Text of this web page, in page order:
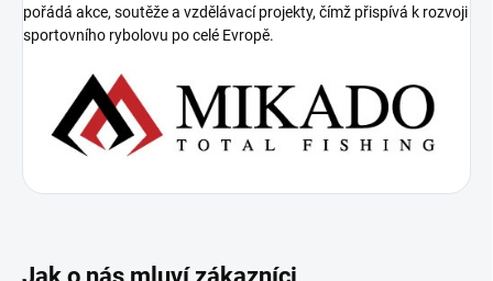
pořádá akce, soutěže a vzdělávací projekty, čímž přispívá k rozvoji
sportovního rybolovu po celé Evropě.